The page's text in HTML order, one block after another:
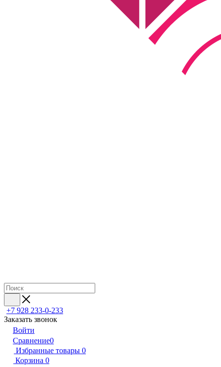
+7 928 233-0-233
Заказать звонок
Войти
Сравнение0
Избранные товары 0
Корзина 0